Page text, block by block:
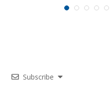
Subscribe